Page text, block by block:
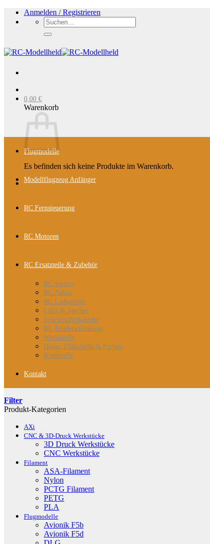
Zum
Inhalt
Anmelden / Registrieren
Suchen
nach:
0,00 €
Warenkorb
Es befinden sich keine Produkte im Warenkorb.
Flugmodelle
Modellflugzeug Anfänger
RC Fernsteuerung
RC Motoren
RC Ersatzteile & Zubehör
RC Servos
RC Akkus
RC Ladegeräte
Litze & Stecker
Schrumpfschläuche
RC Rruderanlenkung
Werkstoffe
Harze, Flüllstoffe & Farben
Klebstoffe
Kontakt
Filter
Produkt-Kategorien
AXi
CNC & 3D-Druck Werkstücke
3D Druck Werkstücke
CNC Werkstücke
Filament
ASA-Filament
Nylon
PCTG Filament
PETG
PLA
Flugmodelle
Avionik F5b
Avionik F5d